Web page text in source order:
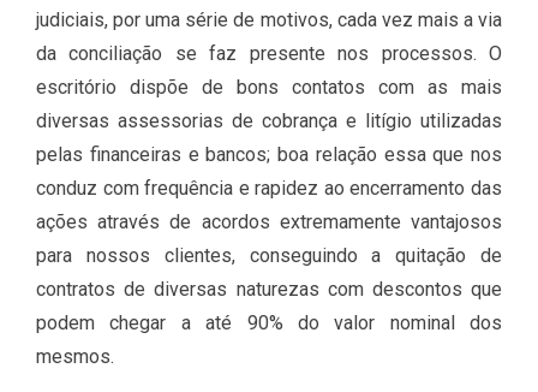
judiciais, por uma série de motivos, cada vez mais a via
da conciliação se faz presente nos processos. O
escritório dispõe de bons contatos com as mais
diversas assessorias de cobrança e litígio utilizadas
pelas financeiras e bancos; boa relação essa que nos
conduz com frequência e rapidez ao encerramento das
ações através de acordos extremamente vantajosos
para nossos clientes, conseguindo a quitação de
contratos de diversas naturezas com descontos que
podem chegar a até 90% do valor nominal dos
mesmos.